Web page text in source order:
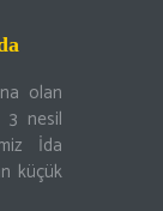
olan
3 nesil
İda
küçük